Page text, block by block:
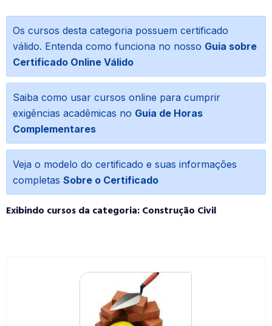
Os cursos desta categoria possuem certificado
válido. Entenda como funciona no nosso Guia sobre
Certificado Online Válido
Saiba como usar cursos online para cumprir
exigências acadêmicas no Guia de Horas
Complementares
Veja o modelo do certificado e suas informações
completas Sobre o Certificado
Exibindo cursos da categoria: Construção Civil